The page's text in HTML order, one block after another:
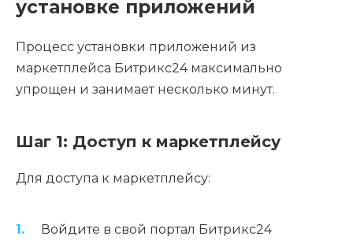
установке приложений
Процесс установки приложений из
маркетплейса Битрикс24 максимально
упрощен и занимает несколько минут.
Шаг 1: Доступ к маркетплейсу
Для доступа к маркетплейсу:
Войдите в свой портал Битрикс24